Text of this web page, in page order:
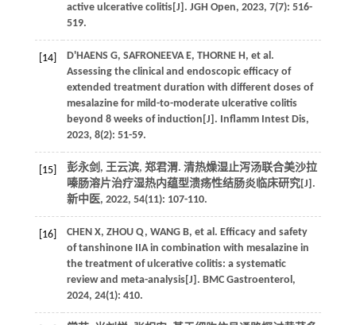
active ulcerative colitis[J]. JGH Open, 2023, 7(7): 516-
519.
[14]
D'HAENS G, SAFRONEEVA E, THORNE H, et al.
Assessing the clinical and endoscopic efficacy of
extended treatment duration with different doses of
mesalazine for mild-to-moderate ulcerative colitis
beyond 8 weeks of induction[J]. Inflamm Intest Dis,
2023, 8(2): 51-59.
[15]
彭永剑, 王云滨, 郑君渭. 清热燥湿止泻汤联合美沙拉
嗪肠溶片治疗湿热内蕴型溃疡性结肠炎临床研究[J].
新中医, 2022, 54(11): 107-110.
[16]
CHEN X, ZHOU Q, WANG B, et al. Efficacy and safety
of tanshinone IIA in combination with mesalazine in
the treatment of ulcerative colitis: a systematic
review and meta-analysis[J]. BMC Gastroenterol,
2024, 24(1): 410.